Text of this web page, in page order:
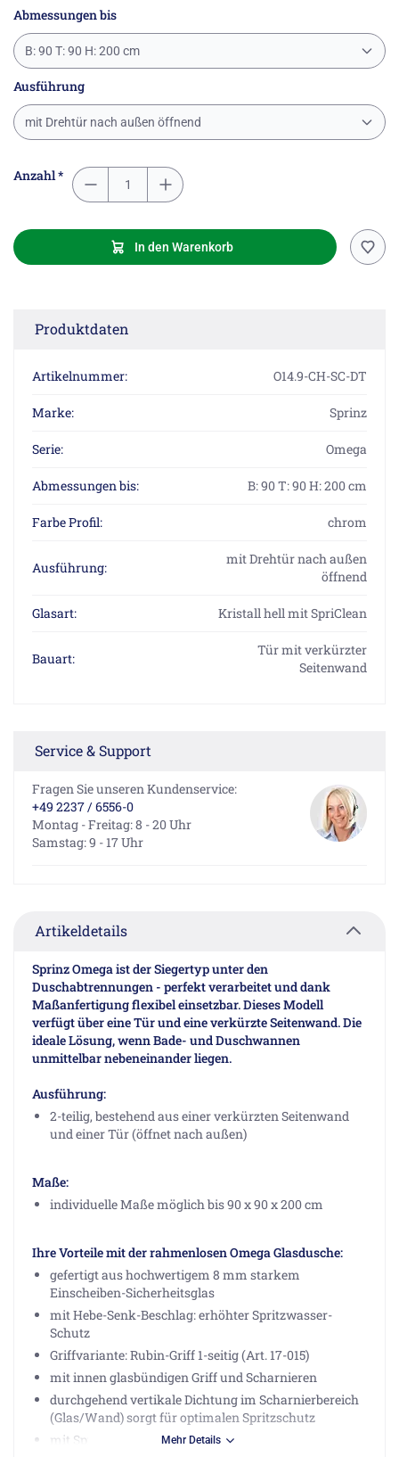
Abmessungen bis
B: 90 T: 90 H: 200 cm
Ausführung
mit Drehtür nach außen öffnend
Anzahl *
In den Warenkorb
Produktdaten
Artikelnummer: O14.9-CH-SC-DT
Marke: Sprinz
Serie: Omega
Abmessungen bis: B: 90 T: 90 H: 200 cm
Farbe Profil: chrom
Ausführung:
mit Drehtür nach außen
öffnend
Glasart: Kristall hell mit SpriClean
Bauart:
Tür mit verkürzter
Seitenwand
Service & Support
Fragen Sie unseren Kundenservice:
+49 2237 / 6556-0
Montag - Freitag: 8 - 20 Uhr
Samstag: 9 - 17 Uhr
Artikeldetails
Sprinz Omega ist der Siegertyp unter den
Duschabtrennungen - perfekt verarbeitet und dank
Maßanfertigung flexibel einsetzbar. Dieses Modell
verfügt über eine Tür und eine verkürzte Seitenwand. Die
ideale Lösung, wenn Bade- und Duschwannen
unmittelbar nebeneinander liegen.
Ausführung:
2-teilig, bestehend aus einer verkürzten Seitenwand
und einer Tür (öffnet nach außen)
Maße:
individuelle Maße möglich bis 90 x 90 x 200 cm
Ihre Vorteile mit der rahmenlosen Omega Glasdusche:
gefertigt aus hochwertigem 8 mm starkem
Einscheiben-Sicherheitsglas
mit Hebe-Senk-Beschlag: erhöhter Spritzwasser-
Schutz
Griffvariante: Rubin-Griff 1-seitig (Art. 17-015)
mit innen glasbündigen Griff und Scharnieren
durchgehend vertikale Dichtung im Scharnierbereich
(Glas/Wand) sorgt für optimalen Spritzschutz
mit SpriClean® Oberflächenveredelung
Mehr Details